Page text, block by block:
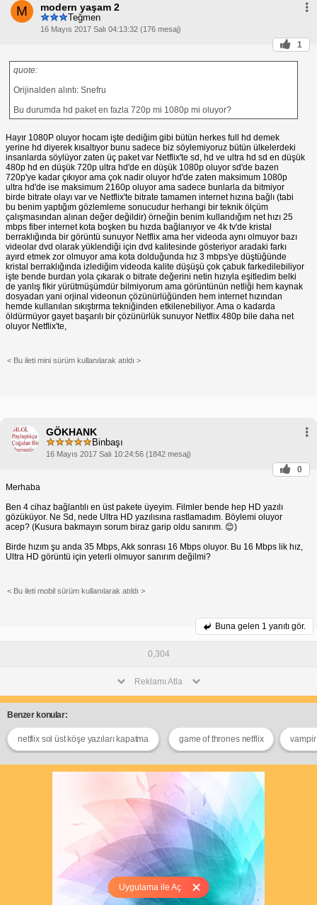
Uygulama ile Aç
M modern yaşam 2
Teğmen
16 Mayıs 2017 Salı 04:13:32 (176 mesaj)
1
quote:
Orijinalden alıntı: Snefru
Bu durumda hd paket en fazla 720p mi 1080p mi oluyor?
Hayır 1080P oluyor hocam işte dediğim gibi bütün herkes full hd demek
yerine hd diyerek kısaltıyor bunu sadece biz söylemiyoruz bütün ülkelerdeki
insanlarda söylüyor zaten üç paket var Netflix'te sd, hd ve ultra hd sd en düşük
480p hd en düşük 720p ultra hd'de en düşük 1080p oluyor sd'de bazen
720p'ye kadar çıkıyor ama çok nadir oluyor hd'de zaten maksimum 1080p
ultra hd'de ise maksimum 2160p oluyor ama sadece bunlarla da bitmiyor
birde bitrate olayı var ve Netflix'te bitrate tamamen internet hızına bağlı (tabi
bu benim yaptığım gözlemleme sonucudur herhangi bir teknik ölçüm
çalışmasından alınan değer değildir) örneğin benim kullandığım net hızı 25
mbps fiber internet kota boşken bu hızda bağlanıyor ve 4k tv'de kristal
berraklığında bir görüntü sunuyor Netflix ama her videoda aynı olmuyor bazı
videolar dvd olarak yüklendiği için dvd kalitesinde gösteriyor aradaki farkı
ayırd etmek zor olmuyor ama kota dolduğunda hız 3 mbps'ye düştüğünde
kristal berraklığında izlediğim videoda kalite düşüşü çok çabuk farkedilebiliyor
işte bende burdan yola çıkarak o bitrate değerini netin hızıyla eşitledim belki
de yanlış fikir yürütmüşümdür bilmiyorum ama görüntünün netliği hem kaynak
dosyadan yani orjinal videonun çözünürlüğünden hem internet hızından
hemde kullanılan sıkıştırma tekniğinden etkilenebiliyor. Ama o kadarda
öldürmüyor gayet başarılı bir çözünürlük sunuyor Netflix 480p bile daha net
oluyor Netflix'te,
< Bu ileti mini sürüm kullanılarak atıldı >
GÖKHANK
Binbaşı
16 Mayıs 2017 Salı 10:24:56 (1842 mesaj)
0
Merhaba
Ben 4 cihaz bağlantılı en üst pakete üyeyim. Filmler bende hep HD yazılı
gözüküyor. Ne Sd, nede Ultra HD yazılısına rastlamadım. Böylemi oluyor
acep? (Kusura bakmayın sorum biraz garip oldu sanırım. 😊)
Birde hızım şu anda 35 Mbps, Akk sonrası 16 Mbps oluyor. Bu 16 Mbps lik hız,
Ultra HD görüntü için yeterli olmuyor sanırım değilmi?
< Bu ileti mobil sürüm kullanılarak atıldı >
Buna gelen 1 yanıtı gör.
0,304
Reklamı Atla
Benzer konular:
netflix sol üst köşe yazıları kapatma game of thrones netflix